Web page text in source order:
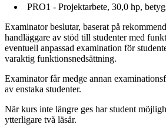
PRO1 - Projektarbete, 30,0 hp,
Examinator beslutar, baserat på
handläggare av stöd till studenter med
eventuell anpassad examination för
varaktig funktionsnedsättning.
Examinator får medge annan
av enstaka studenter.
När kurs inte längre ges har student
ytterligare två läsår.